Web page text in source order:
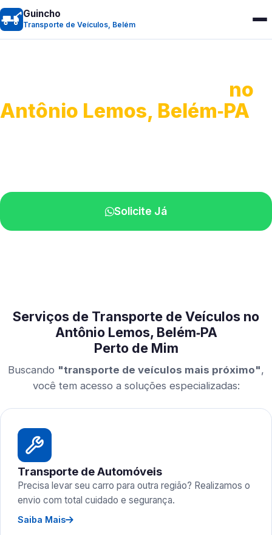
Guincho
Transporte de Veículos, Belém
no
Antônio Lemos, Belém‑PA
Solicite Já
Serviços de Transporte de Veículos no
Antônio Lemos, Belém‑PA
Perto de Mim
Buscando "transporte de veículos mais próximo",
você tem acesso a soluções especializadas:
Transporte de Automóveis
Precisa levar seu carro para outra região? Realizamos o
envio com total cuidado e segurança.
Saiba Mais